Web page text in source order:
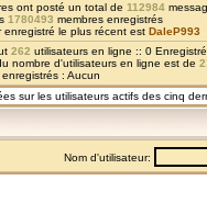
ont posté un total de 112984
1780493 membres enregistrés
enregistré le plus récent est DaleP993
262 utilisateurs en ligne :: 0
nombre d'utilisateurs en ligne est de
: Aucun
sur les utilisateurs actifs des cinq
Nom d'utilisateur: